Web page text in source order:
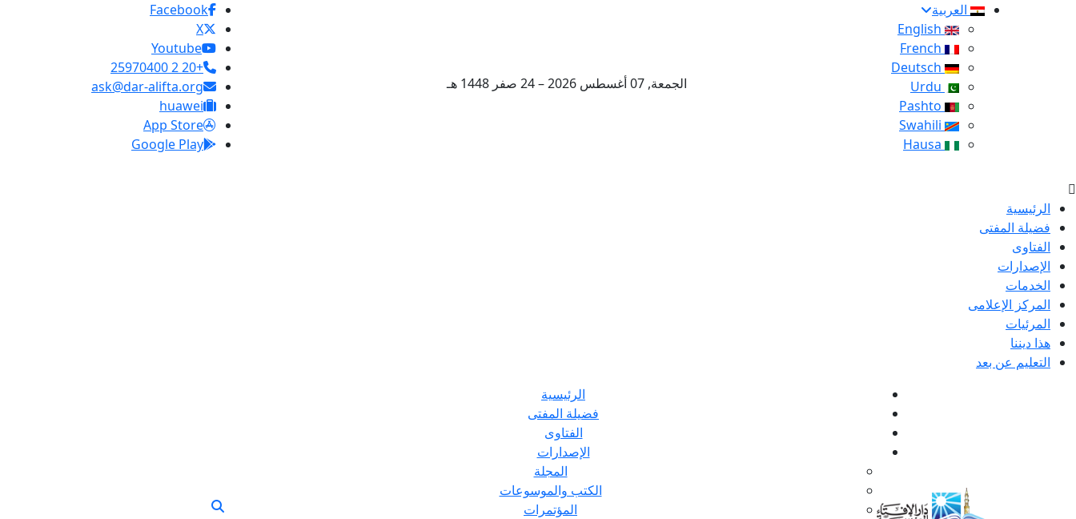
العربية
الجمعة, 07 أغسطس 2026 – 24 صفر 1448 هـ
Facebook
X
Youtube
+20 2 25970400
ask@dar-alifta.org
huawei
App Store
Google Play
الرئيسية
فضيلة المفتى
الفتاوى
الإصدارات
الخدمات
المركز الإعلامى
المرئيات
هذا ديننا
التعليم عن بعد
الرئيسية
فضيلة المفتى
الفتاوى
الإصدارات
المجلة
الكتب والموسوعات
المؤتمرات